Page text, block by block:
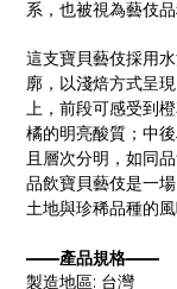
系，也被視為藝伎
這支寶貝藝伎採用
廓，以淺焙方式呈
上，前段可感受到
橘的明亮酸質；中
且層次分明，如同
品飲寶貝藝伎是一
土地與珍稀品種的
——產品規格——
製造地區: 台灣